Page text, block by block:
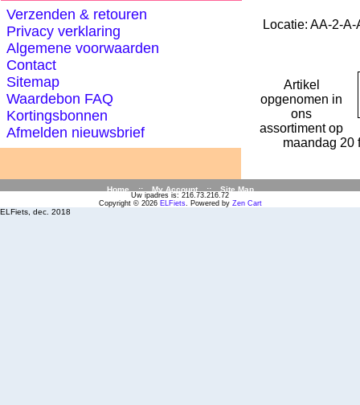
Verzenden & retouren
Privacy verklaring
Algemene voorwaarden
Contact
Sitemap
Waardebon FAQ
Kortingsbonnen
Afmelden nieuwsbrief
Locatie: AA-2-A-
Artikel
opgenomen in
ons
assortiment op
maandag 20
Home :: My Account :: Site Map
Uw ipadres is: 216.73.216.72
Copyright © 2026 ELFiets. Powered by Zen Cart
ELFiets, dec. 2018